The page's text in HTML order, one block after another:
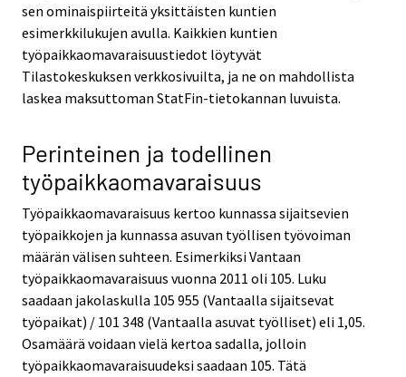
sen ominaispiirteitä yksittäisten kuntien
esimerkkilukujen avulla. Kaikkien kuntien
työpaikkaomavaraisuustiedot löytyvät
Tilastokeskuksen verkkosivuilta, ja ne on mahdollista
laskea maksuttoman StatFin-tietokannan luvuista.
Perinteinen ja todellinen
työpaikkaomavaraisuus
Työpaikkaomavaraisuus kertoo kunnassa sijaitsevien
työpaikkojen ja kunnassa asuvan työllisen työvoiman
määrän välisen suhteen. Esimerkiksi Vantaan
työpaikkaomavaraisuus vuonna 2011 oli 105. Luku
saadaan jakolaskulla 105 955 (Vantaalla sijaitsevat
työpaikat) / 101 348 (Vantaalla asuvat työlliset) eli 1,05.
Osamäärä voidaan vielä kertoa sadalla, jolloin
työpaikkaomavaraisuudeksi saadaan 105. Tätä